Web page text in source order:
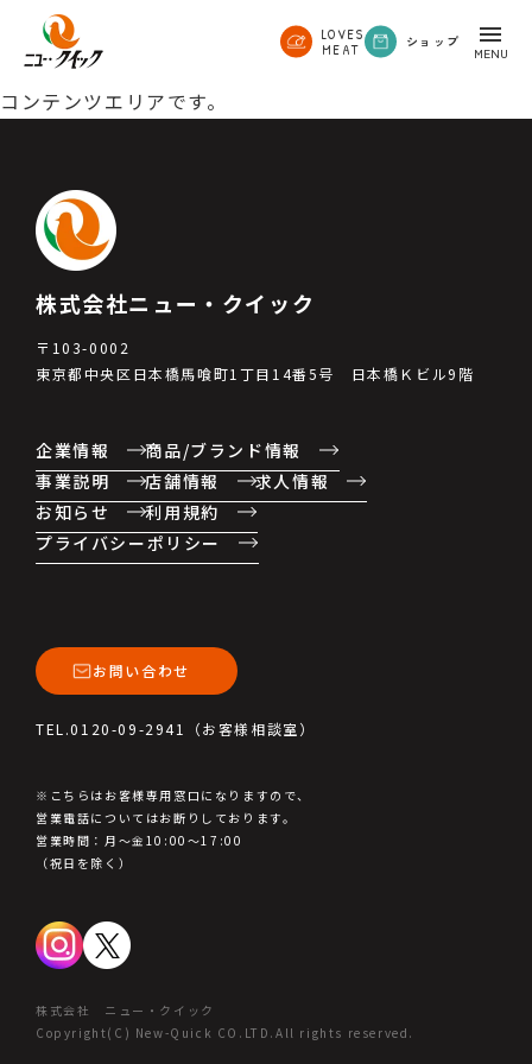
LOVES
MEAT ショップ
コンテンツエリアです。
株式会社ニュー・クイック
〒103-0002
東京都中央区日本橋馬喰町1丁目14番5号 日本橋Ｋビル9階
企業情報
商品/ブランド情報
事業説明
店舗情報
求人情報
お知らせ
利用規約
プライバシーポリシー
お問い合わせ
TEL.0120-09-2941（お客様相談室）
※こちらはお客様専用窓口になりますので、
営業電話についてはお断りしております。
営業時間：月～金10:00～17:00
（祝日を除く）
株式会社 ニュー・クイック
Copyright(C) New-Quick CO.LTD.All rights reserved.